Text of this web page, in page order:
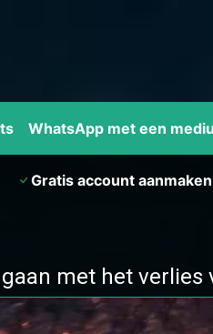
WhatsApp met een
Gratis account aanmaken
met het verlies